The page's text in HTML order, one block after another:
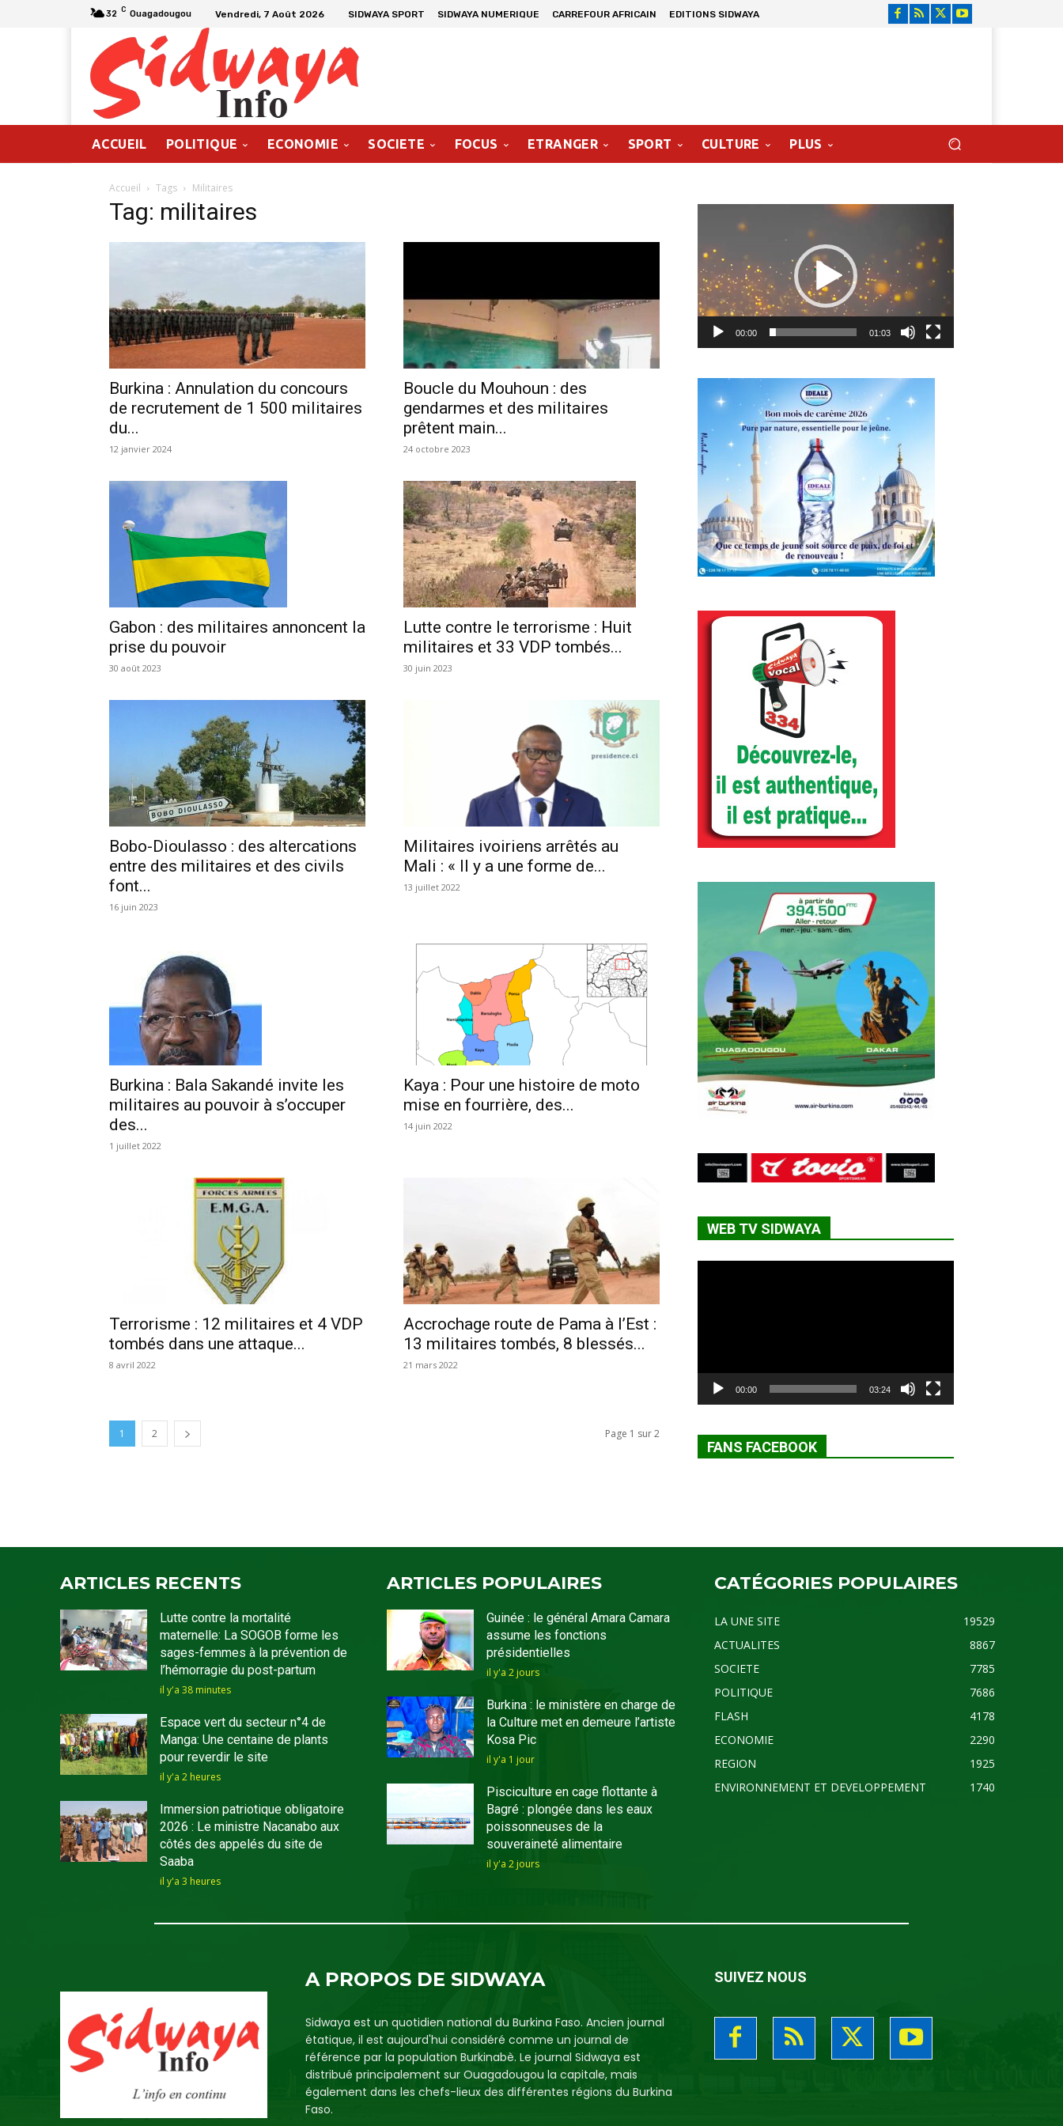
32 C Ouagadougou Vendredi, 7 Août 2026 SIDWAYA SPORT SIDWAYA NUMERIQUE CARREFOUR AFRICAIN EDITIONS SIDWAYA
ACCUEIL POLITIQUE ECONOMIE SOCIETE FOCUS ETRANGER SPORT CULTURE PLUS
Accueil Tags Militaires
Tag: militaires
Burkina : Annulation du concours
de recrutement de 1 500 militaires
du...
12 janvier 2024
Boucle du Mouhoun : des
gendarmes et des militaires
prêtent main...
24 octobre 2023
Gabon : des militaires annoncent la
prise du pouvoir
30 août 2023
Lutte contre le terrorisme : Huit
militaires et 33 VDP tombés...
30 juin 2023
Bobo-Dioulasso : des altercations
entre des militaires et des civils
font...
16 juin 2023
Militaires ivoiriens arrêtés au
Mali : « Il y a une forme de...
13 juillet 2022
Burkina : Bala Sakandé invite les
militaires au pouvoir à s’occuper
des...
1 juillet 2022
Kaya : Pour une histoire de moto
mise en fourrière, des...
14 juin 2022
Terrorisme : 12 militaires et 4 VDP
tombés dans une attaque...
8 avril 2022
Accrochage route de Pama à l’Est :
13 militaires tombés, 8 blessés...
21 mars 2022
1 2 Page 1 sur 2
00:00 01:03
WEB TV SIDWAYA
00:00 03:24
FANS FACEBOOK
ARTICLES RECENTS
Lutte contre la mortalité
maternelle: La SOGOB forme les
sages-femmes à la prévention de
l’hémorragie du post-partum
il y'a 38 minutes
Espace vert du secteur n°4 de
Manga: Une centaine de plants
pour reverdir le site
il y'a 2 heures
Immersion patriotique obligatoire
2026 : Le ministre Nacanabo aux
côtés des appelés du site de
Saaba
il y'a 3 heures
ARTICLES POPULAIRES
Guinée : le général Amara Camara
assume les fonctions
présidentielles
il y'a 2 jours
Burkina : le ministère en charge de
la Culture met en demeure l’artiste
Kosa Pic
il y'a 1 jour
Pisciculture en cage flottante à
Bagré : plongée dans les eaux
poissonneuses de la
souveraineté alimentaire
il y'a 2 jours
CATÉGORIES POPULAIRES
LA UNE SITE
19529
ACTUALITES
8867
SOCIETE
7785
POLITIQUE
7686
FLASH
4178
ECONOMIE
2290
REGION
1925
ENVIRONNEMENT ET DEVELOPPEMENT
1740
A PROPOS DE SIDWAYA
Sidwaya est un quotidien national du Burkina Faso. Ancien journal
étatique, il est aujourd'hui considéré comme un journal de
référence par la population Burkinabè. Le journal Sidwaya est
distribué principalement sur Ouagadougou la capitale, mais
également dans les chefs-lieux des différentes régions du Burkina
Faso.
SUIVEZ NOUS